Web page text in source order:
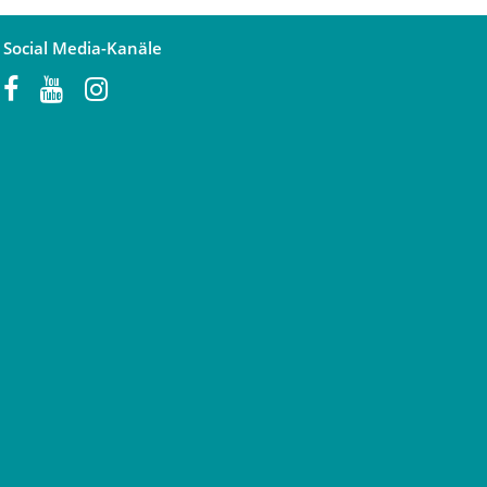
Social Media-Kanäle